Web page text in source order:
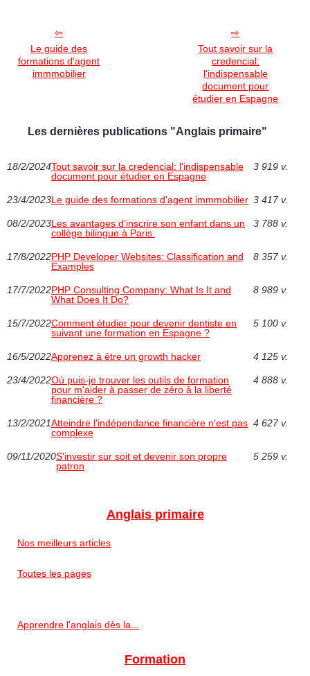
Le guide des
formations d'agent
immmobilier
Tout savoir sur la
credencial:
l'indispensable
document pour
étudier en Espagne
Les dernières publications "Anglais primaire"
18/2/2024Tout savoir sur la credencial: l'indispensable
document pour étudier en Espagne
3 919 v.
23/4/2023Le guide des formations d'agent immmobilier 3 417 v.
08/2/2023Les avantages d’inscrire son enfant dans un
collège bilingue à Paris
3 788 v.
17/8/2022PHP Developer Websites: Classification and
Examples
8 357 v.
17/7/2022PHP Consulting Company: What Is It and
What Does It Do?
8 989 v.
15/7/2022Comment étudier pour devenir dentiste en
suivant une formation en Espagne ‎?
5 100 v.
16/5/2022Apprenez à être un growth hacker 4 125 v.
23/4/2022Où puis-je trouver les outils de formation
pour m'aider à passer de zéro à la liberté
financière ?
4 888 v.
13/2/2021Atteindre l'indépendance financière n'est pas
complexe
4 627 v.
09/11/2020S'investir sur soit et devenir son propre
patron
5 259 v.
Anglais primaire
Nos meilleurs articles
Toutes les pages
Apprendre l'anglais dès la...
Formation